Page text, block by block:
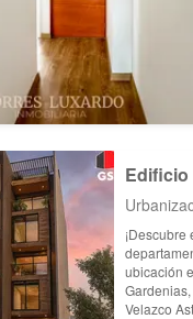
Edificio
ubicación
Velazco Astete) Este proyecto está rodeado de